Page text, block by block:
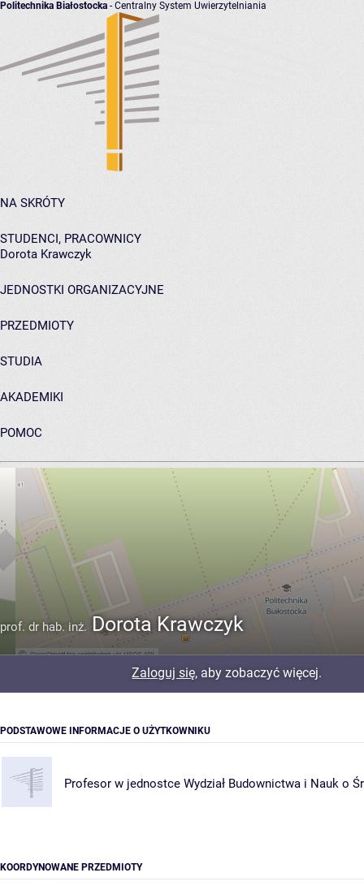
Politechnika Białostocka - Centralny System Uwierzytelniania
NA SKRÓTY
STUDENCI, PRACOWNICY
Dorota Krawczyk
JEDNOSTKI ORGANIZACYJNE
PRZEDMIOTY
STUDIA
AKADEMIKI
POMOC
ARCHIWUM PRAC DYPLOMOWYCH
prof. dr hab. inż. Dorota Krawczyk
Zaloguj się, aby zobaczyć więcej.
PODSTAWOWE INFORMACJE O UŻYTKOWNIKU
Profesor w jednostce Wydział Budownictwa i Nauk o
KOORDYNOWANE PRZEDMIOTY